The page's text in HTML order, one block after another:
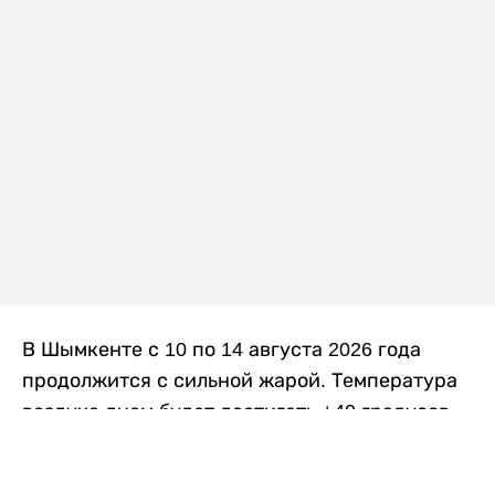
В Шымкенте с 10 по 14 августа 2026 года
продолжится с сильной жарой. Температура
воздуха днем будет достигать +40 градусов,